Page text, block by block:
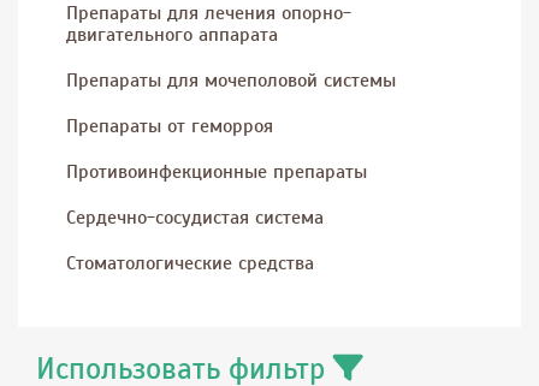
Препараты для лечения опорно-
двигательного аппарата
Препараты для мочеполовой системы
Препараты от геморроя
Противоинфекционные препараты
Сердечно-сосудистая система
Стоматологические средства
Использовать фильтр